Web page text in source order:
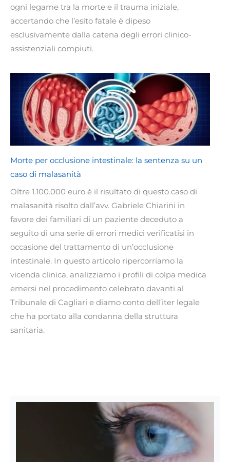
ogni legame tra la morte e il trauma iniziale,
accertando che l’esito fatale è dipeso
esclusivamente dalla catena degli errori clinico-
assistenziali compiuti.
Morte per occlusione intestinale: la sentenza su un
caso di malasanità
Oltre 1.100.000 euro è il risultato di questo caso di
malasanità risolto dall’avv. Gabriele Chiarini in
favore dei familiari di un paziente deceduto a
seguito di una serie di errori medici verificatisi in
occasione del trattamento di un’occlusione
intestinale. In questo articolo ripercorriamo la
vicenda clinica, analizziamo i profili di colpa medica
emersi nel procedimento celebrato davanti al
Tribunale di Cagliari e diamo conto dell’iter legale
che ha portato alla condanna della struttura
sanitaria.